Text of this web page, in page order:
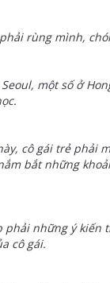
rùng mình,
một số ở
cô gái trẻ phải
bắt những
phải những ý kiến
cô gái.